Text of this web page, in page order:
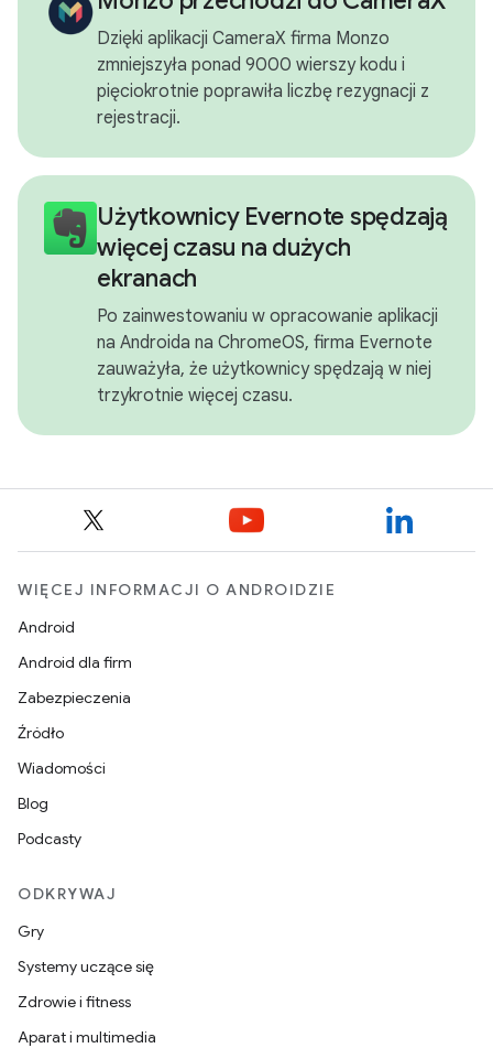
Dzięki aplikacji CameraX firma Monzo
zmniejszyła ponad 9000 wierszy kodu i
pięciokrotnie poprawiła liczbę rezygnacji z
rejestracji.
Użytkownicy Evernote spędzają
więcej czasu na dużych
ekranach
Po zainwestowaniu w opracowanie aplikacji
na Androida na ChromeOS, firma Evernote
zauważyła, że użytkownicy spędzają w niej
trzykrotnie więcej czasu.
WIĘCEJ INFORMACJI O ANDROIDZIE
Android
Android dla firm
Zabezpieczenia
Źródło
Wiadomości
Blog
Podcasty
ODKRYWAJ
Gry
Systemy uczące się
Zdrowie i fitness
Aparat i multimedia